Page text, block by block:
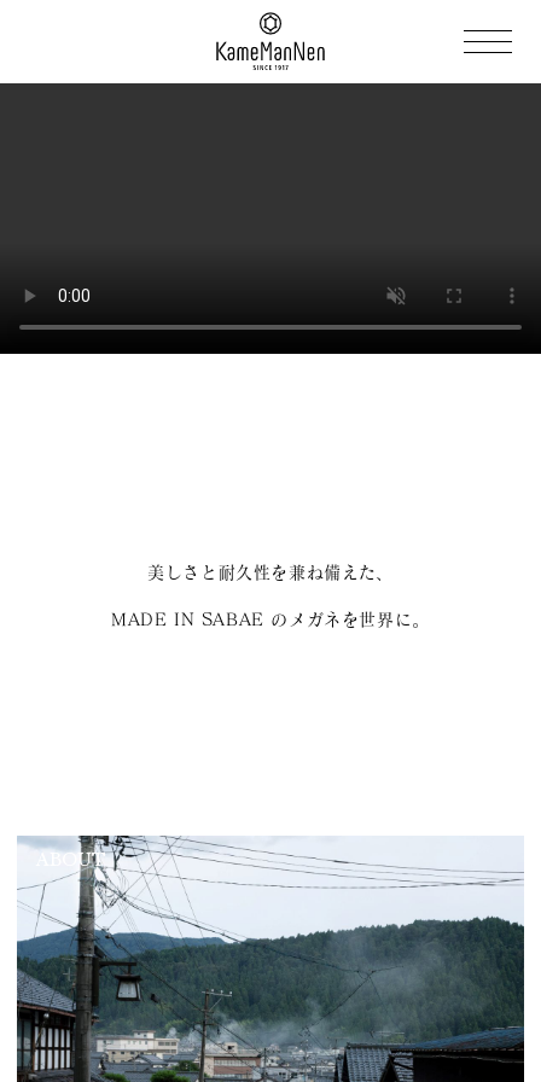
美しさと耐久性を兼ね備えた、
MADE IN SABAE のメガネを世界に。
ABOUT